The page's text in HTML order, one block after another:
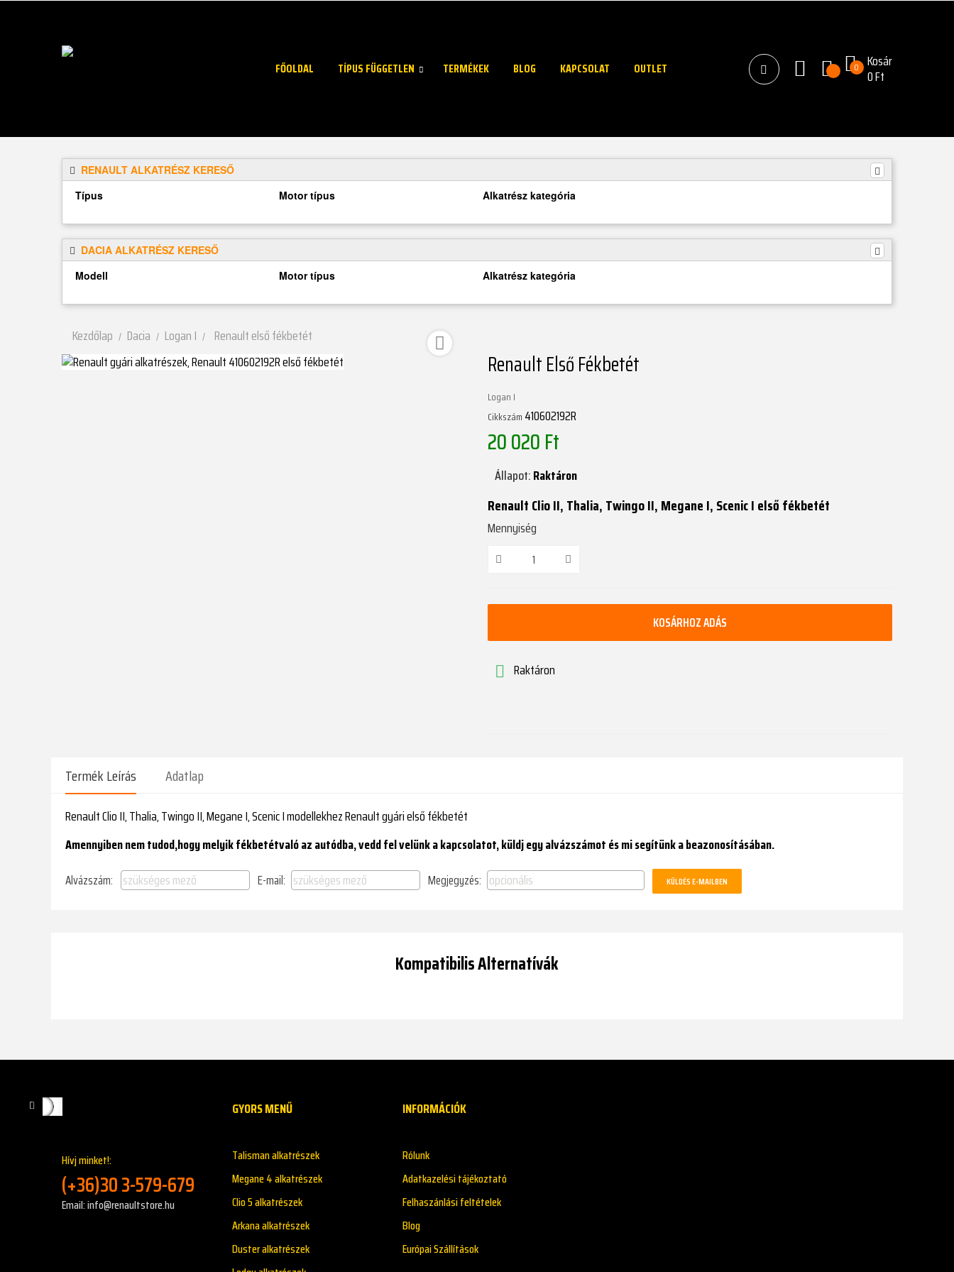
FŐOLDAL TÍPUS FÜGGETLEN TERMÉKEK BLOG KAPCSOLAT OUTLET 0 Kosár
0 Ft
RENAULT ALKATRÉSZ KERESŐ
Típus
Motor típus Alkatrész kategória
DACIA ALKATRÉSZ KERESŐ
Modell
Motor típus Alkatrész kategória
Kezdőlap Dacia Logan I Renault első fékbetét 
Renault Első Fékbetét
Logan I
Cikkszám 410602192R
20 020 Ft
Állapot:Raktáron
Renault Clio II, Thalia, Twingo II, Megane I, Scenic I első fékbetét
Mennyiség
KOSÁRHOZ ADÁS
 Raktáron
Termék Leírás Adatlap
Renault Clio II, Thalia, Twingo II, Megane I, Scenic I modellekhez Renault gyári első fékbetét
Amennyiben nem tudod,hogy melyik fékbetétvaló az autódba, vedd fel velünk a kapcsolatot, küldj egy alvázszámot és mi segítünk a beazonosításában.
Alvázszám: E-mail: Megjegyzés:
Kompatibilis Alternatívák
Hívj minket!:
(+36)30 3-579-679
Email: info@renaultstore.hu
GYORS MENŰ
Talisman alkatrészek
Megane 4 alkatrészek
Clio 5 alkatrészek
Arkana alkatrészek
Duster alkatrészek
INFORMÁCIÓK
Rólunk
Adatkazelési tájékoztató
Felhaszánlási feltételek
Blog
Európai Szállítások